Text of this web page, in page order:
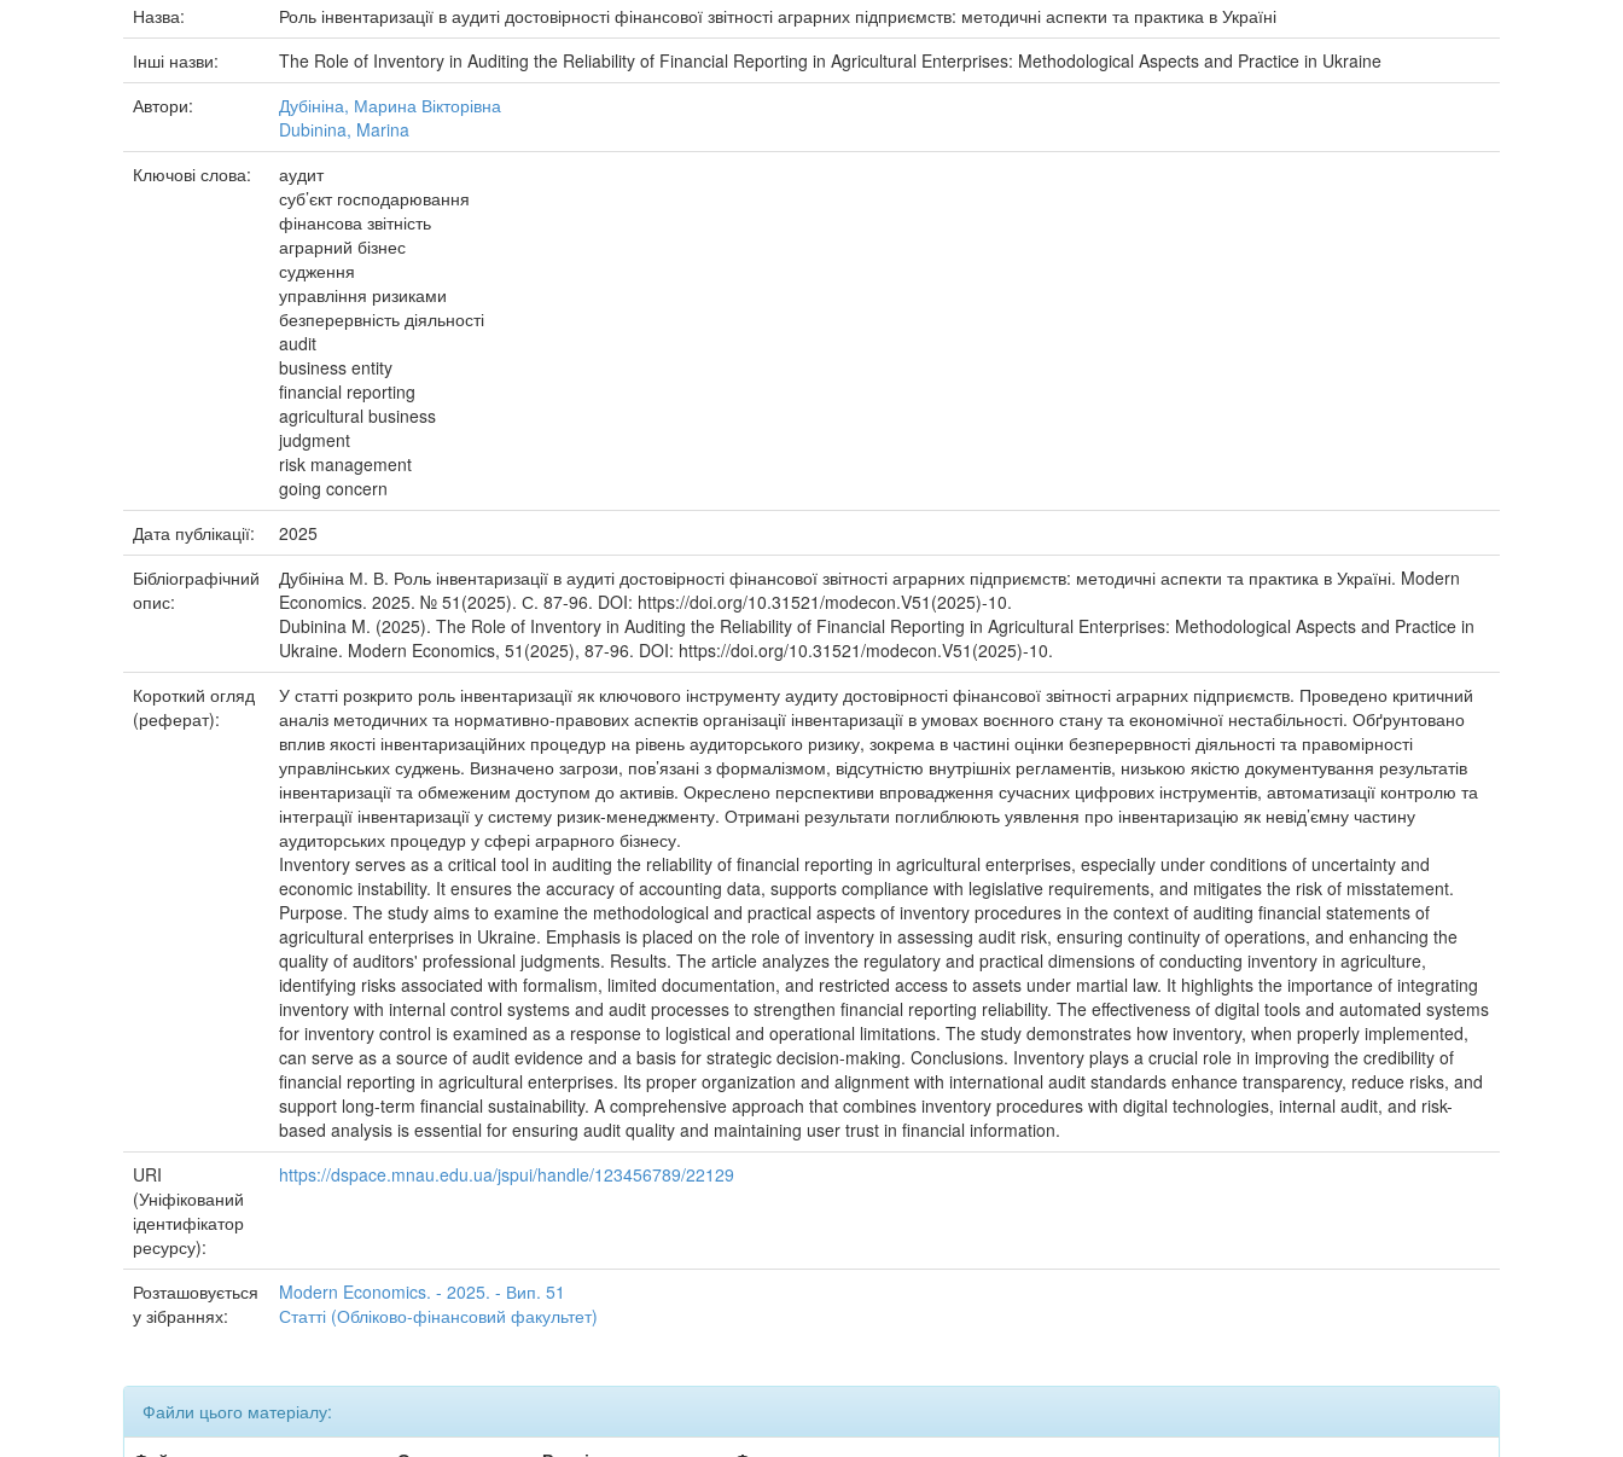
Назва:
Роль інвентаризації в аудиті достовірності фінансової звітності аграрних підприємств: методичні аспекти та практика в Україні
Інші назви:
The Role of Inventory in Auditing the Reliability of Financial Reporting in Agricultural Enterprises: Methodological Aspects and Practice in Ukraine
Автори:
Дубініна, Марина Вікторівна
Dubіnіna, Marina
Ключові слова:
аудит
суб’єкт господарювання
фінансова звітність
аграрний бізнес
судження
управління ризиками
безперервність діяльності
audit
business entity
financial reporting
agricultural business
judgment
risk management
going concern
Дата публікації:
2025
Бібліографічний
опис:
Дубініна М. В. Роль інвентаризації в аудиті достовірності фінансової звітності аграрних підприємств: методичні аспекти та практика в Україні. Modern
Economics. 2025. № 51(2025). С. 87-96. DOI: https://doi.org/10.31521/modecon.V51(2025)-10.
Dubinina M. (2025). The Role of Inventory in Auditing the Reliability of Financial Reporting in Agricultural Enterprises: Methodological Aspects and Practice in
Ukraine. Modern Economics, 51(2025), 87-96. DOI: https://doi.org/10.31521/modecon.V51(2025)-10.
Короткий огляд
(реферат):
У статті розкрито роль інвентаризації як ключового інструменту аудиту достовірності фінансової звітності аграрних підприємств. Проведено критичний
аналіз методичних та нормативно-правових аспектів організації інвентаризації в умовах воєнного стану та економічної нестабільності. Обґрунтовано
вплив якості інвентаризаційних процедур на рівень аудиторського ризику, зокрема в частині оцінки безперервності діяльності та правомірності
управлінських суджень. Визначено загрози, пов’язані з формалізмом, відсутністю внутрішніх регламентів, низькою якістю документування результатів
інвентаризації та обмеженим доступом до активів. Окреслено перспективи впровадження сучасних цифрових інструментів, автоматизації контролю та
інтеграції інвентаризації у систему ризик-менеджменту. Отримані результати поглиблюють уявлення про інвентаризацію як невід’ємну частину
аудиторських процедур у сфері аграрного бізнесу.
Inventory serves as a critical tool in auditing the reliability of financial reporting in agricultural enterprises, especially under conditions of uncertainty and
economic instability. It ensures the accuracy of accounting data, supports compliance with legislative requirements, and mitigates the risk of misstatement.
Purpose. The study aims to examine the methodological and practical aspects of inventory procedures in the context of auditing financial statements of
agricultural enterprises in Ukraine. Emphasis is placed on the role of inventory in assessing audit risk, ensuring continuity of operations, and enhancing the
quality of auditors' professional judgments. Results. The article analyzes the regulatory and practical dimensions of conducting inventory in agriculture,
identifying risks associated with formalism, limited documentation, and restricted access to assets under martial law. It highlights the importance of integrating
inventory with internal control systems and audit processes to strengthen financial reporting reliability. The effectiveness of digital tools and automated systems
for inventory control is examined as a response to logistical and operational limitations. The study demonstrates how inventory, when properly implemented,
can serve as a source of audit evidence and a basis for strategic decision-making. Conclusions. Inventory plays a crucial role in improving the credibility of
financial reporting in agricultural enterprises. Its proper organization and alignment with international audit standards enhance transparency, reduce risks, and
support long-term financial sustainability. A comprehensive approach that combines inventory procedures with digital technologies, internal audit, and risk-
based analysis is essential for ensuring audit quality and maintaining user trust in financial information.
URI
(Уніфікований
ідентифікатор
ресурсу):
https://dspace.mnau.edu.ua/jspui/handle/123456789/22129
Розташовується
у зібраннях:
Modern Economics. - 2025. - Вип. 51
Статті (Обліково-фінансовий факультет)
Файли цього матеріалу: